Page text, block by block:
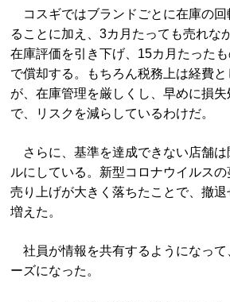
コスギではブランドごとに在庫の回
ることに加え、3カ月たっても売れな
在庫評価を引き下げ、15カ月たった
で償却する。もちろん税務上は経費
が、在庫管理を厳しくし、早めに損
で、リスクを減らしているわけだ。
さらに、基準を達成できない店舗は
ルにしている。新型コロナウイルス
売り上げが大きく落ちたことで、撤
増えた。
社員が情報を共有するようになって
ーズになった。